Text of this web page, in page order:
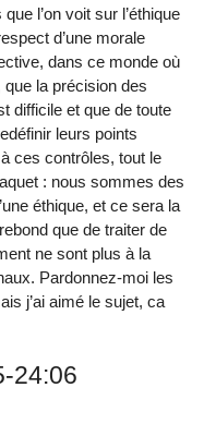
l’on voit sur l’éthique
d’une morale
dans ce monde où
la précision des
difficile et que de toute
leurs points
ces contrôles, tout le
: nous sommes des
éthique, et ce sera la
que de traiter de
ne sont plus à la
Pardonnez-moi les
j’ai aimé le sujet, ca
24:06